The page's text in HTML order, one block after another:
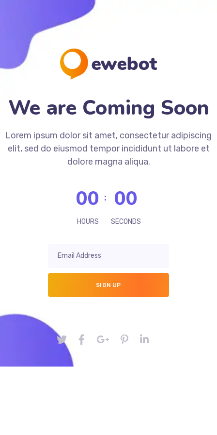
We are Coming Soon
Lorem ipsum dolor sit amet, consectetur adipiscing
elit, sed do eiusmod tempor incididunt ut labore et
dolore magna aliqua.
00
HOURS
00
SECONDS